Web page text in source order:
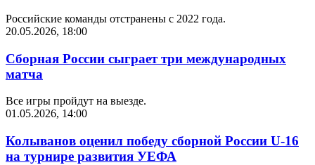
Российские команды отстранены с 2022 года.
20.05.2026, 18:00
Сборная России сыграет три международных
матча
Все игры пройдут на выезде.
01.05.2026, 14:00
Колыванов оценил победу сборной России U-16
на турнире развития УЕФА